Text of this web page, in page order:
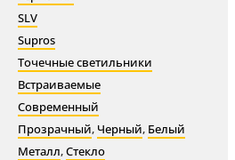
SLV
Supros
Точечные светильники
Встраиваемые
Современный
Прозрачный, Черный, Белый
Металл,Стекло